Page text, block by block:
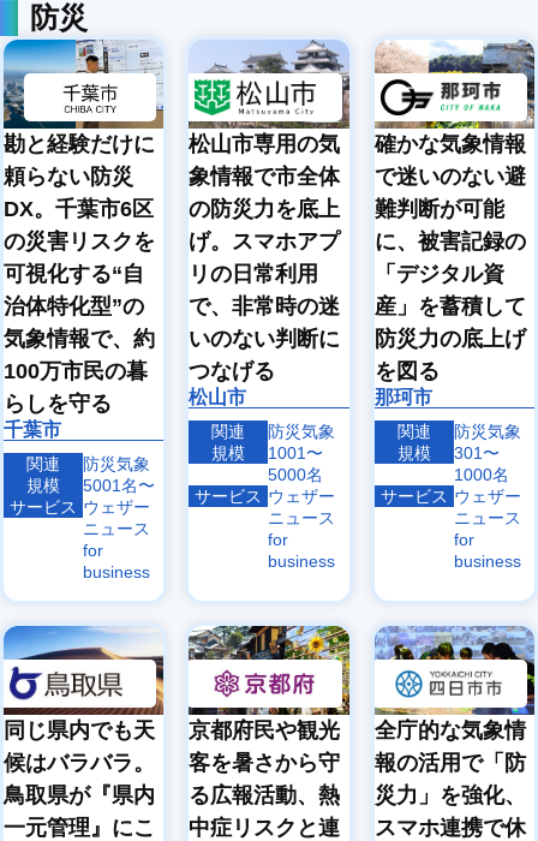
気
象
ギ
気
象
気象
気象
農
業
気
象
学
校
気
象
イベ
ント
気象
スポ
ーツ
気象
路
気
象
道
気
象
気候
テッ
放送
沿
岸
気
象
エ
ア
イ
ン
気
象
ヘリ
コプ
ー・
小型
機気
ドロ
防災
勘と経験だけに
頼らない防災
DX。千葉市6区
の災害リスクを
可視化する“自
治体特化型”の
気象情報で、約
100万市民の暮
らしを守る
千葉市
関連
防災気象
規模
5001名〜
サービス ウェザー
ニュース
for
business
松山市専用の気
象情報で市全体
の防災力を底上
げ。スマホアプ
リの日常利用
で、非常時の迷
いのない判断に
つなげる
松山市
関連
防災気象
規模
1001〜
5000名
サービス ウェザー
ニュース
for
business
確かな気象情報
で迷いのない避
難判断が可能
に、被害記録の
「デジタル資
産」を蓄積して
防災力の底上げ
を図る
那珂市
関連
防災気象
規模
301〜
1000名
サービス ウェザー
ニュース
for
business
同じ県内でも天
候はバラバラ。
鳥取県が『県内
一元管理』にこ
京都府民や観光
客を暑さから守
る広報活動、熱
中症リスクと連
全庁的な気象情
報の活用で「防
災力」を強化、
スマホ連携で休